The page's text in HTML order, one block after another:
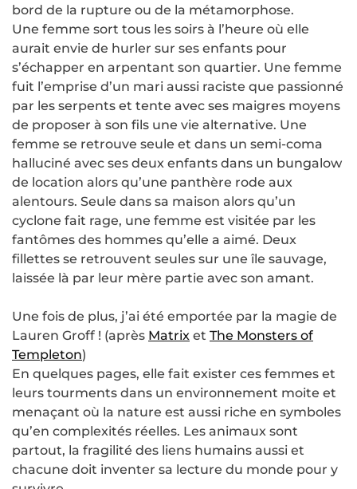
bord de la rupture ou de la métamorphose.
Une femme sort tous les soirs à l’heure où elle
aurait envie de hurler sur ses enfants pour
s’échapper en arpentant son quartier. Une femme
fuit l’emprise d’un mari aussi raciste que passionné
par les serpents et tente avec ses maigres moyens
de proposer à son fils une vie alternative. Une
femme se retrouve seule et dans un semi-coma
halluciné avec ses deux enfants dans un bungalow
de location alors qu’une panthère rode aux
alentours. Seule dans sa maison alors qu’un
cyclone fait rage, une femme est visitée par les
fantômes des hommes qu’elle a aimé. Deux
fillettes se retrouvent seules sur une île sauvage,
laissée là par leur mère partie avec son amant.
Une fois de plus, j’ai été emportée par la magie de
Lauren Groff ! (après Matrix et The Monsters of
Templeton)
En quelques pages, elle fait exister ces femmes et
leurs tourments dans un environnement moite et
menaçant où la nature est aussi riche en symboles
qu’en complexités réelles. Les animaux sont
partout, la fragilité des liens humains aussi et
chacune doit inventer sa lecture du monde pour y